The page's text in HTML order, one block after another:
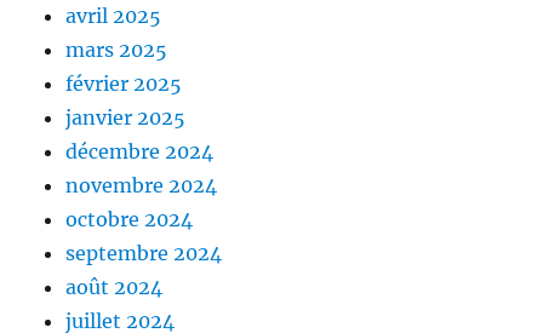
avril 2025
mars 2025
février 2025
janvier 2025
décembre 2024
novembre 2024
octobre 2024
septembre 2024
août 2024
juillet 2024